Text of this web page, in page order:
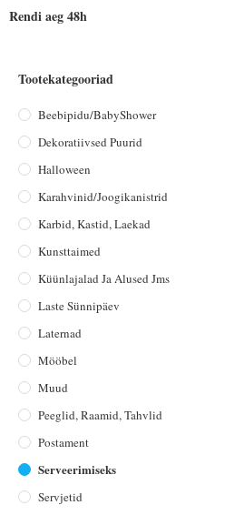
Rendi aeg 48h
Tootekategooriad
Beebipidu/BabyShower
Dekoratiivsed Puurid
Halloween
Karahvinid/joogikanistrid
Karbid, Kastid, Laekad
Kunsttaimed
Küünlajalad Ja Alused Jms
Laste Sünnipäev
Laternad
Mööbel
Muud
Peeglid, Raamid, Tahvlid
Postament
Serveerimiseks
Servjetid